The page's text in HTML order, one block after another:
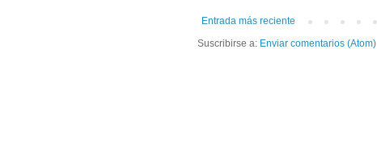
Entrada más reciente
Suscribirse a: Enviar comentarios (Atom)